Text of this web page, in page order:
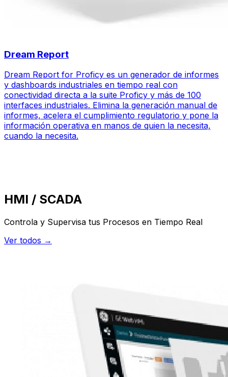
Dream Report
Dream Report for Proficy es un generador de informes
y dashboards industriales en tiempo real con
conectividad directa a la suite Proficy y más de 100
interfaces industriales. Elimina la generación manual de
informes, acelera el cumplimiento regulatorio y pone la
información operativa en manos de quien la necesita,
cuando la necesita.
HMI / SCADA
Controla y Supervisa tus Procesos en Tiempo Real
Ver todos →